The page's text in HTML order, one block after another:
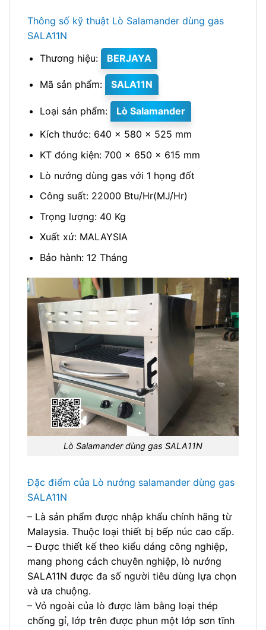
Thông số kỹ thuật Lò Salamander dùng gas
SALA11N
Thương hiệu:
BERJAYA
Mã sản phẩm: SALA11N
Loại sản phẩm:
Lò Salamander
Kích thước: 640 x 580 x 525 mm
KT đóng kiện: 700 x 650 x 615 mm
Lò nướng dùng gas với 1 họng đốt
Công suất: 22000 Btu/Hr(MJ/Hr)
Trọng lượng: 40 Kg
Xuất xứ: MALAYSIA
Bảo hành: 12 Tháng
Lò Salamander dùng gas SALA11N
Đặc điểm của Lò nướng salamander dùng gas
SALA11N
– Là sản phẩm được nhập khẩu chính hãng từ
Malaysia. Thuộc loại thiết bị bếp núc cao cấp.
– Được thiết kế theo kiểu dáng công nghiệp,
mang phong cách chuyên nghiệp, lò nướng
SALA11N được đa số người tiêu dùng lựa chọn
và ưa chuộng.
– Vỏ ngoài của lò được làm bằng loại thép
chống gỉ, lớp trên được phun một lớp sơn tĩnh